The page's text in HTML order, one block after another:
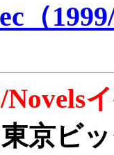
（
京ビ